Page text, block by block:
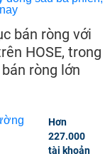
bán ròng với
HOSE, trong
ròng lớn
Hơn
227.000
tài khoản